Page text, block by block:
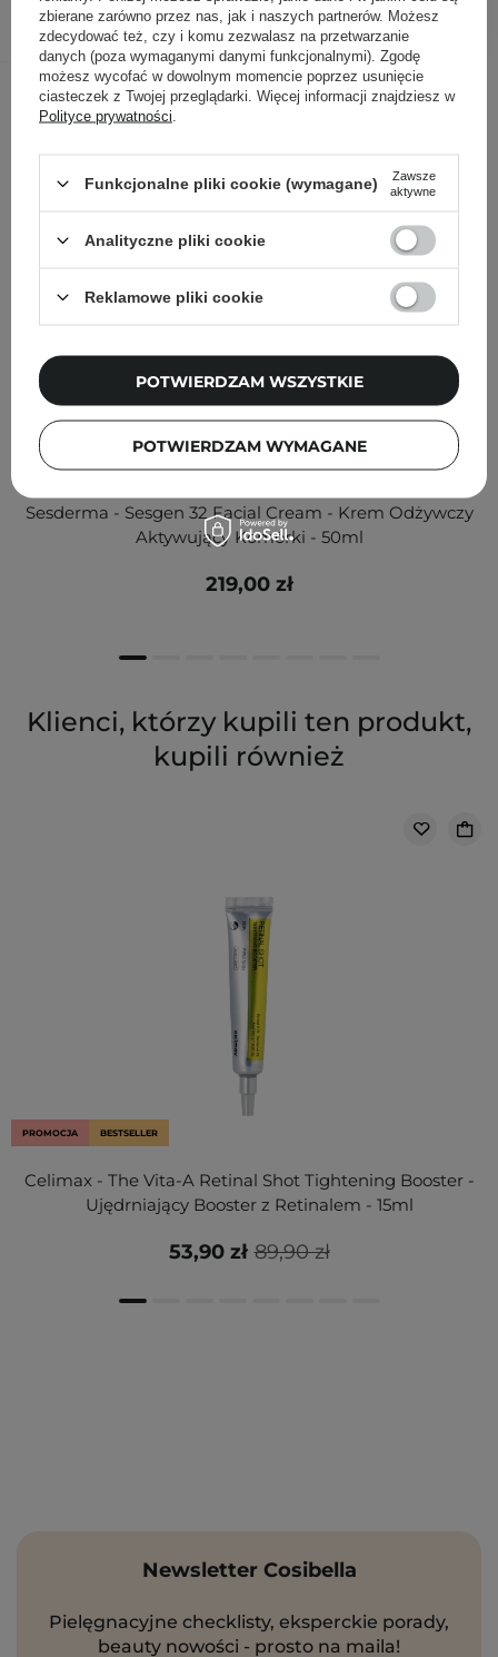
Inni klienci sprawdzali również
Sesderma - Sesgen 32 Facial Cream - Krem Odżywczy
Aktywujący Komórki - 50ml
219,00 zł
Klienci, którzy kupili ten produkt,
kupili również
PROMOCJA BESTSELLER
Celimax - The Vita-A Retinal Shot Tightening Booster -
Ujędrniający Booster z Retinalem - 15ml
89,90 zł
53,90 zł
Newsletter Cosibella
Pielęgnacyjne checklisty, eksperckie porady,
beauty nowości - prosto na maila!
zbierane zarówno przez nas, jak i naszych partnerów. Możesz
zdecydować też, czy i komu zezwalasz na przetwarzanie
danych (poza wymaganymi danymi funkcjonalnymi). Zgodę
możesz wycofać w dowolnym momencie poprzez usunięcie
ciasteczek z Twojej przeglądarki. Więcej informacji znajdziesz w
Polityce prywatności
Funkcjonalne pliki cookie (wymagane)
Zawsze
aktywne
Analityczne pliki cookie
Reklamowe pliki cookie
POTWIERDZAM WYMAGANE
POTWIERDZAM WSZYSTKIE